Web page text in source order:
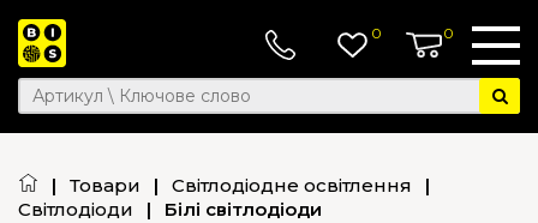
0 0
| Товари | Світлодіодне освітлення
|
Світлодіоди
| Білі світлодіоди